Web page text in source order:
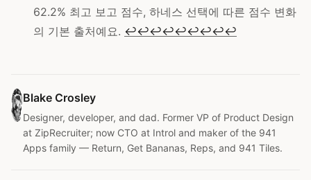
62.2% 최고 보고 점수, 하네스 선택에 따른 점수 변화
의 기본 출처예요. ↩↩↩↩↩↩↩↩↩
Blake Crosley
Designer, developer, and dad. Former VP of Product Design
at ZipRecruiter; now CTO at Introl and maker of the 941
Apps family — Return, Get Bananas, Reps, and 941 Tiles.